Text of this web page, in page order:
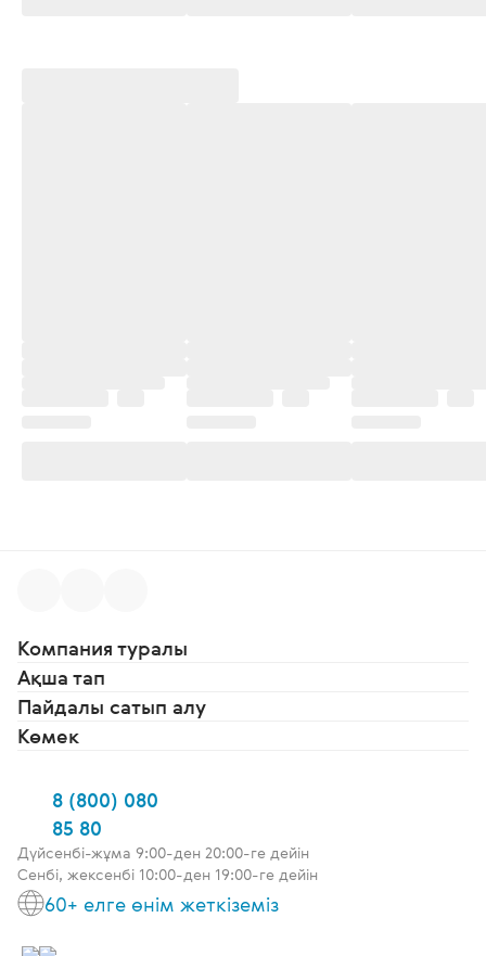
Компания туралы
Ақша тап
Пайдалы сатып алу
Көмек
8 (800) 080
85 80
Дүйсенбі-жұма 9:00-ден 20:00-ге дейін
Сенбі, жексенбі 10:00-ден 19:00-ге дейін
60+ елге өнім жеткіземіз